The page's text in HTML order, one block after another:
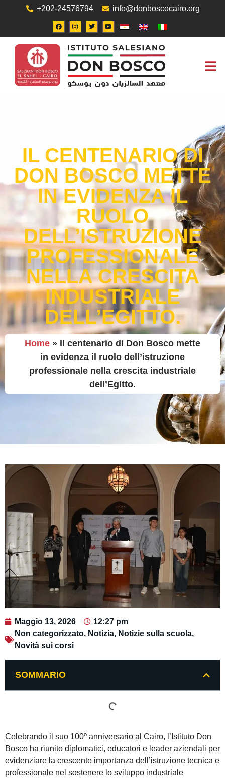
+202-24576794 info@donboscocairo.org
IL CENTENARIO DI
DON BOSCO METTE
IN EVIDENZA IL
RUOLO
DELL’ISTRUZIONE
PROFESSIONALE
NELLA CRESCITA
INDUSTRIALE
DELL’EGITTO.
Home » Il centenario di Don Bosco mette
in evidenza il ruolo dell’istruzione
professionale nella crescita industriale
dell’Egitto.
Maggio 13, 2026
12:27 pm
Non categorizzato, Notizia, Notizie sulla scuola,
Novità sui corsi
SOMMARIO
Celebrando il suo 100º anniversario al Cairo, l’Istituto Don
Bosco ha riunito diplomatici, educatori e leader aziendali per
evidenziare la crescente importanza dell’istruzione tecnica e
professionale nel sostenere lo sviluppo industriale